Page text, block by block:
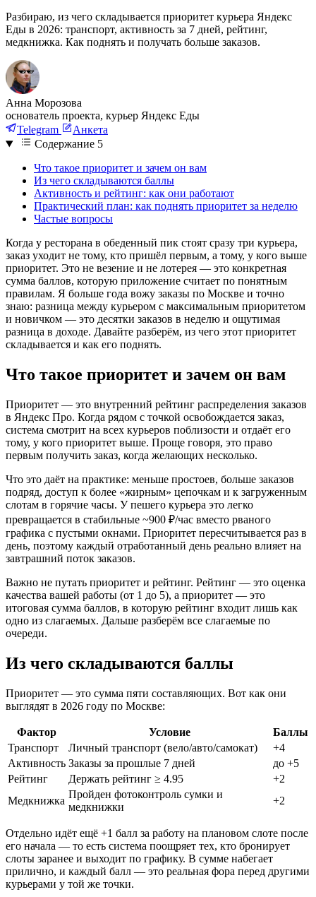
Разбираю, из чего складывается приоритет курьера Яндекс
Еды в 2026: транспорт, активность за 7 дней, рейтинг,
медкнижка. Как поднять и получать больше заказов.
Анна Морозова
основатель проекта, курьер Яндекс Еды
Telegram
Анкета
Содержание 5
Что такое приоритет и зачем он вам
Из чего складываются баллы
Активность и рейтинг: как они работают
Практический план: как поднять приоритет за неделю
Частые вопросы
Когда у ресторана в обеденный пик стоят сразу три курьера,
заказ уходит не тому, кто пришёл первым, а тому, у кого выше
приоритет. Это не везение и не лотерея — это конкретная
сумма баллов, которую приложение считает по понятным
правилам. Я больше года вожу заказы по Москве и точно
знаю: разница между курьером с максимальным приоритетом
и новичком — это десятки заказов в неделю и ощутимая
разница в доходе. Давайте разберём, из чего этот приоритет
складывается и как его поднять.
Что такое приоритет и зачем он вам
Приоритет — это внутренний рейтинг распределения заказов
в Яндекс Про. Когда рядом с точкой освобождается заказ,
система смотрит на всех курьеров поблизости и отдаёт его
тому, у кого приоритет выше. Проще говоря, это право
первым получить заказ, когда желающих несколько.
Что это даёт на практике: меньше простоев, больше заказов
подряд, доступ к более «жирным» цепочкам и к загруженным
слотам в горячие часы. У пешего курьера это легко
превращается в стабильные ~900 ₽/час вместо рваного
графика с пустыми окнами. Приоритет пересчитывается раз в
день, поэтому каждый отработанный день реально влияет на
завтрашний поток заказов.
Важно не путать приоритет и рейтинг. Рейтинг — это оценка
качества вашей работы (от 1 до 5), а приоритет — это
итоговая сумма баллов, в которую рейтинг входит лишь как
одно из слагаемых. Дальше разберём все слагаемые по
очереди.
Из чего складываются баллы
Приоритет — это сумма пяти составляющих. Вот как они
выглядят в 2026 году по Москве:
Фактор Условие
Баллы
Транспорт
Личный транспорт (вело/авто/самокат)
+4
Активность Заказы за прошлые 7 дней
до +5
Рейтинг
Держать рейтинг ≥ 4.95
+2
Медкнижка
Пройден фотоконтроль сумки и
медкнижки
+2
Отдельно идёт ещё +1 балл за работу на плановом слоте после
его начала — то есть система поощряет тех, кто бронирует
слоты заранее и выходит по графику. В сумме набегает
прилично, и каждый балл — это реальная фора перед другими
курьерами у той же точки.